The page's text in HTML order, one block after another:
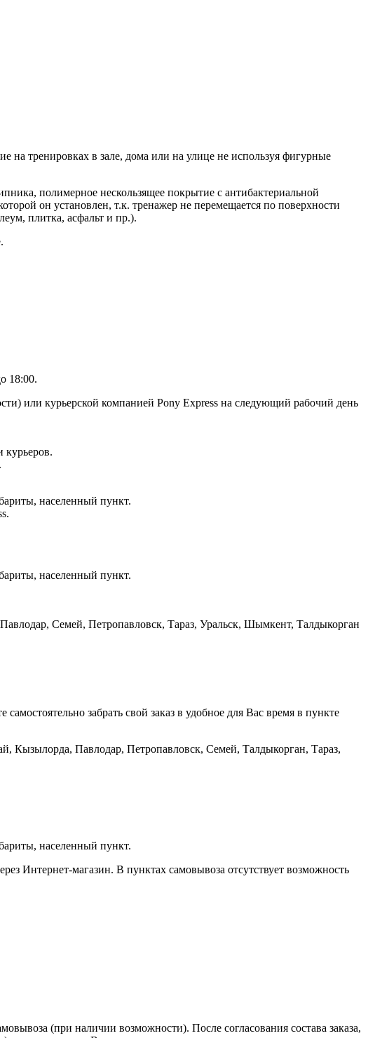
на тренировках в зале, дома или на улице не используя фигурные
полимерное нескользящее покрытие с антибактериальной
он установлен, т.к. тренажер не перемещается по поверхности
плитка, асфальт и пр.).
18:00.
или курьерской компанией Pony Express на следующий рабочий день
курьеров.
населенный пункт.
населенный пункт.
Семей, Петропавловск, Тараз, Уральск, Шымкент, Талдыкорган
забрать свой заказ в удобное для Вас время в пункте
Кызылорда, Павлодар, Петропавловск, Семей, Талдыкорган, Тараз,
населенный пункт.
Интернет-магазин. В пунктах самовывоза отсутствует возможность
(при наличии возможности). После согласования состава заказа,